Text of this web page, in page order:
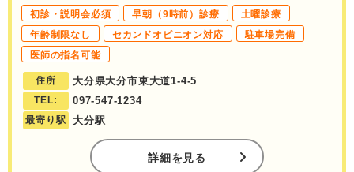
初診・説明会必須 早朝（9時前）診療
土曜診療
年齢制限なし
セカンドオピニオン対応
駐車場完備
医師の指名可能
住所 大分県大分市東大道1-4-5
TEL: 097-547-1234
最寄り駅 大分駅
詳細を見る